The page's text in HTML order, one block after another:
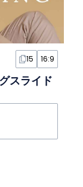
15 16:9
スライド